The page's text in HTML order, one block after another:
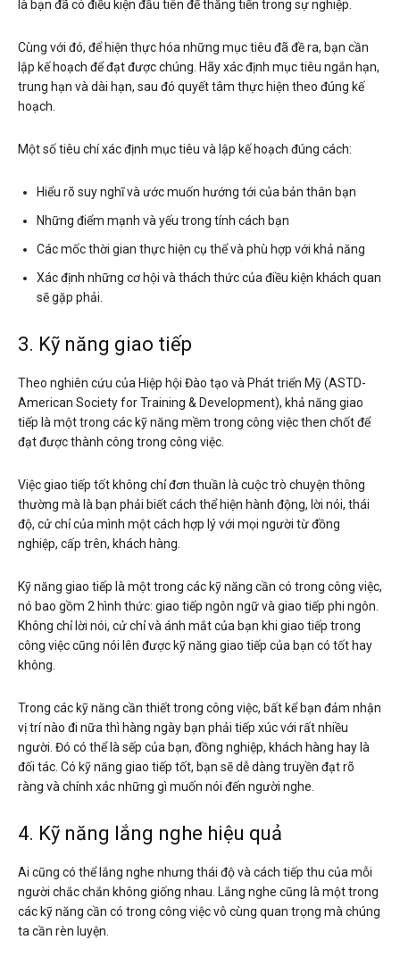
là bạn đã có điều kiện đầu tiên để thăng tiến trong sự nghiệp.
Cùng với đó, để hiện thực hóa những mục tiêu đã đề ra, bạn cần
lập kế hoạch để đạt được chúng. Hãy xác định mục tiêu ngắn hạn,
trung hạn và dài hạn, sau đó quyết tâm thực hiện theo đúng kế
hoạch.
Một số tiêu chí xác định mục tiêu và lập kế hoạch đúng cách:
Hiểu rõ suy nghĩ và ước muốn hướng tới của bản thân bạn
Những điểm mạnh và yếu trong tính cách bạn
Các mốc thời gian thực hiện cụ thể và phù hợp với khả năng
Xác định những cơ hội và thách thức của điều kiện khách quan
sẽ gặp phải.
3. Kỹ năng giao tiếp
Theo nghiên cứu của Hiệp hội Đào tạo và Phát triển Mỹ (ASTD-
American Society for Training & Development), khả năng giao
tiếp là một trong các kỹ năng mềm trong công việc then chốt để
đạt được thành công trong công việc.
Việc giao tiếp tốt không chỉ đơn thuần là cuộc trò chuyện thông
thường mà là bạn phải biết cách thể hiện hành động, lời nói, thái
độ, cử chỉ của mình một cách hợp lý với mọi người từ đồng
nghiệp, cấp trên, khách hàng.
Kỹ năng giao tiếp là một trong các kỹ năng cần có trong công việc,
nó bao gồm 2 hình thức: giao tiếp ngôn ngữ và giao tiếp phi ngôn.
Không chỉ lời nói, cử chỉ và ánh mắt của bạn khi giao tiếp trong
công việc cũng nói lên được kỹ năng giao tiếp của bạn có tốt hay
không.
Trong các kỹ năng cần thiết trong công việc, bất kể bạn đảm nhận
vị trí nào đi nữa thì hàng ngày bạn phải tiếp xúc với rất nhiều
người. Đó có thể là sếp của bạn, đồng nghiệp, khách hàng hay là
đối tác. Có kỹ năng giao tiếp tốt, bạn sẽ dễ dàng truyền đạt rõ
ràng và chính xác những gì muốn nói đến người nghe.
4. Kỹ năng lắng nghe hiệu quả
Ai cũng có thể lắng nghe nhưng thái độ và cách tiếp thu của mỗi
người chắc chắn không giống nhau. Lắng nghe cũng là một trong
các kỹ năng cần có trong công việc vô cùng quan trọng mà chúng
ta cần rèn luyện.